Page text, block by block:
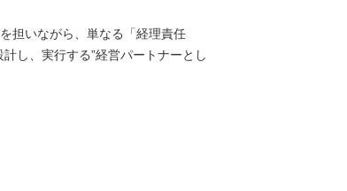
担いながら、単なる「経理責任
し、実行する”経営パートナーとし